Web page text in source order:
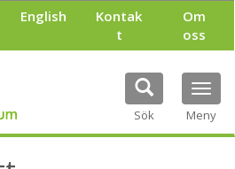
English
Kontak
t
Om
oss
Sök Meny